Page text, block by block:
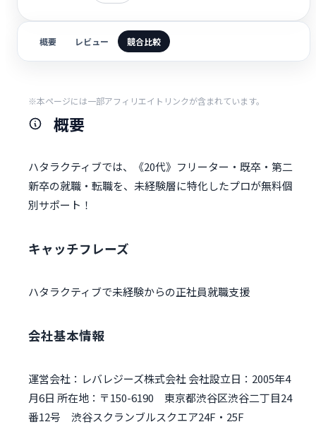
概要 レビュー 競合比較
※本ページには一部アフィリエイトリンクが含まれています。
概要
ハタラクティブでは、《20代》フリーター・既卒・第二
新卒の就職・転職を、未経験層に特化したプロが無料個
別サポート！
キャッチフレーズ
ハタラクティブで未経験からの正社員就職支援
会社基本情報
運営会社：レバレジーズ株式会社 会社設立日：2005年4
月6日 所在地：〒150-6190 東京都渋谷区渋谷二丁目24
番12号 渋谷スクランブルスクエア24F・25F